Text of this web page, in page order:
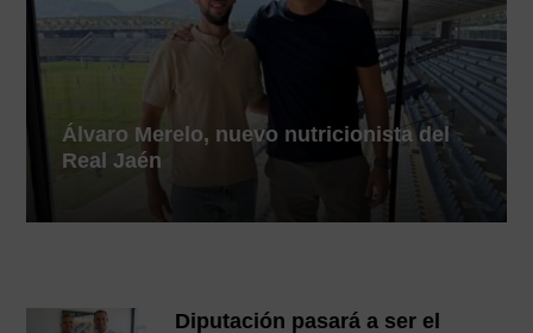
Álvaro Merelo, nuevo nutricionista del
Real Jaén
Diputación pasará a ser el